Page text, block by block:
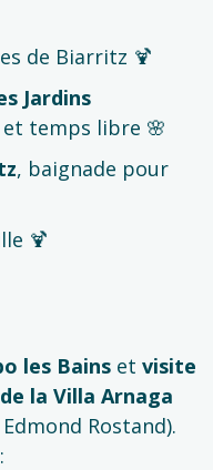
de Biarritz 🍹​
Jardins
et temps libre 🌸​
, baignade pour
🍹
les Bains et visite
la Villa Arnaga
Rostand).